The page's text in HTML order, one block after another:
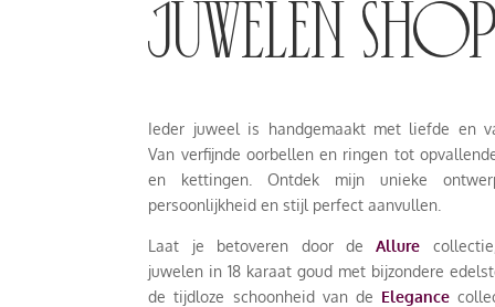
juwelen
Ieder juweel is handgemaakt met liefde en
Van verfijnde oorbellen en ringen tot
en kettingen. Ontdek mijn unieke
persoonlijkheid en stijl perfect aanvullen.
Laat je betoveren door deAllure
juwelen in 18 karaat goud met bijzondere
de tijdloze schoonheid van de Elegance